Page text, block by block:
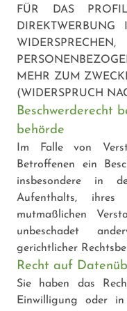
FÜR DAS
MEHR ZUM
(WIDERSPRUCH
Beschwerderecht
behörde
Im Falle von
Betroffenen ein
insbesondere in
Aufenthalts,
mutmaßlichen
unbeschadet
gerichtlicher
Recht auf
Sie haben das
Einwilligung oder